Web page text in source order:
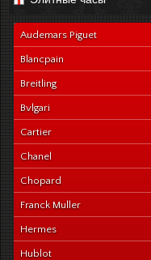
Audemars Piguet
Blancpain
Breitling
Bvlgari
Cartier
Chanel
Chopard
Franck Muller
Hermes
Hublot